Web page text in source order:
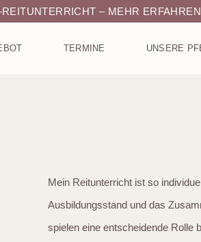
– MEHR ERFAHREN
TERMINE UNSERE
Mein Reitunterricht ist so
Ausbildungsstand und das
spielen eine entscheidende Rolle